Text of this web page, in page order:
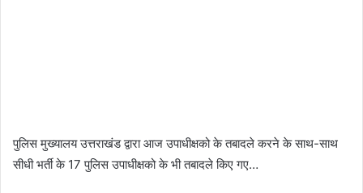
पुलिस मुख्यालय उत्तराखंड द्वारा आज उपाधीक्षको के तबादले करने के साथ-साथ
सीधी भर्ती के 17 पुलिस उपाधीक्षको के भी तबादले किए गए…